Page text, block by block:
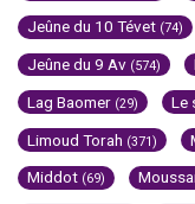
Jeûne du 10 Tévet (74)
Jeûne du 9 Av (574)
Lag Baomer (29) Le
Limoud Torah (371)
Middot (69)